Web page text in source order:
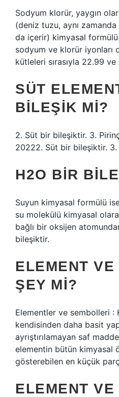
Sodyum klorür, yaygın
(deniz tuzu, aynı
da içerir) kimyasal formülü
sodyum ve klorür iyonları
kütleleri sırasıyla 22.99 ve
SÜT
BILEŞIK MI?
2. Süt bir bileşiktir. 3.
20222. Süt bir bileşiktir.
H2O BIR
Suyun kimyasal formülü
su molekülü kimyasal
bağlı bir oksijen
bileşiktir.
ELEMENT VE
ŞEY MI?
Elementler ve sembolleri :
kendisinden daha basit
ayrıştırılamayan saf
elementin bütün kimyasal
gösterebilen en küçük
ELEMENT